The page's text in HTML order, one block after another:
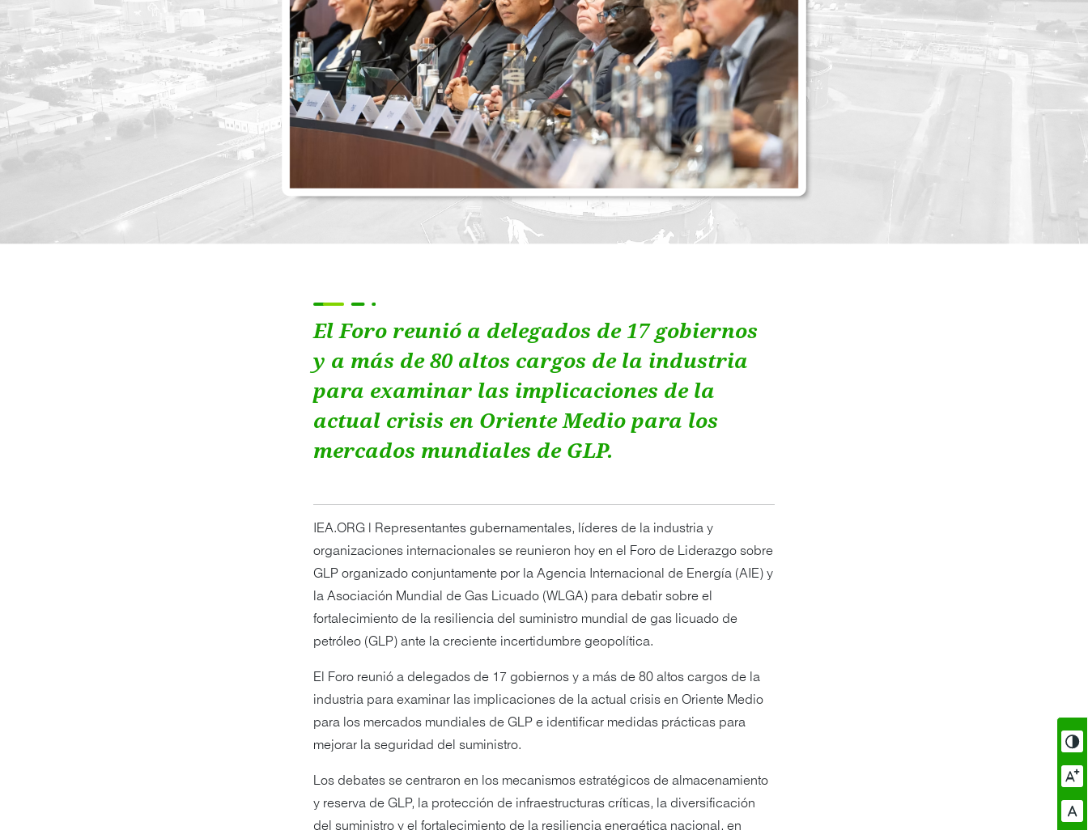
El Foro reunió a delegados de 17 gobiernos
y a más de 80 altos cargos de la industria
para examinar las implicaciones de la
actual crisis en Oriente Medio para los
mercados mundiales de GLP.
IEA.ORG | Representantes gubernamentales, líderes de la industria y
organizaciones internacionales se reunieron hoy en el Foro de Liderazgo sobre
GLP organizado conjuntamente por la Agencia Internacional de Energía (AIE) y
la Asociación Mundial de Gas Licuado (WLGA) para debatir sobre el
fortalecimiento de la resiliencia del suministro mundial de gas licuado de
petróleo (GLP) ante la creciente incertidumbre geopolítica.
El Foro reunió a delegados de 17 gobiernos y a más de 80 altos cargos de la
industria para examinar las implicaciones de la actual crisis en Oriente Medio
para los mercados mundiales de GLP e identificar medidas prácticas para
mejorar la seguridad del suministro.
Los debates se centraron en los mecanismos estratégicos de almacenamiento
y reserva de GLP, la protección de infraestructuras críticas, la diversificación
del suministro y el fortalecimiento de la resiliencia energética nacional, en